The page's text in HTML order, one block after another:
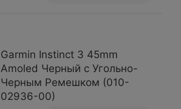
Garmin Instinct 3 45mm
Amoled Черный с Угольно-
Черным Ремешком (010-
02936-00)